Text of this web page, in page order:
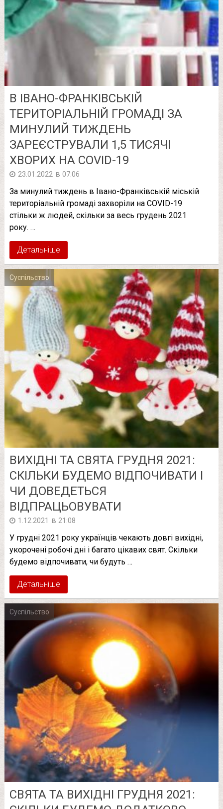
В ІВАНО-ФРАНКІВСЬКІЙ
ТЕРИТОРІАЛЬНІЙ ГРОМАДІ ЗА
МИНУЛИЙ ТИЖДЕНЬ
ЗАРЕЄСТРУВАЛИ 1,5 ТИСЯЧІ
ХВОРИХ НА COVID-19
23.01.2022 в 07:06
За минулий тиждень в Івано-Франківській міській
територіальній громаді захворіли на COVID-19
стільки ж людей, скільки за весь грудень 2021
року. …
Детальніше
Суспільство
ВИХІДНІ ТА СВЯТА ГРУДНЯ 2021:
СКІЛЬКИ БУДЕМО ВІДПОЧИВАТИ І
ЧИ ДОВЕДЕТЬСЯ
ВІДПРАЦЬОВУВАТИ
1.12.2021 в 21:08
У грудні 2021 року українців чекають довгі вихідні,
укорочені робочі дні і багато цікавих свят. Скільки
будемо відпочивати, чи будуть …
Детальніше
Суспільство
СВЯТА ТА ВИХІДНІ ГРУДНЯ 2021: